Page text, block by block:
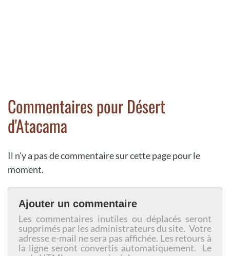
Commentaires pour Désert
d'Atacama
Il n'y a pas de commentaire sur cette page pour le
moment.
Ajouter un commentaire
Les commentaires inutiles ou déplacés seront
supprimés par les administrateurs du site. Votre
adresse e-mail ne sera pas affichée. Les retours à
la ligne seront convertis automatiquement. Le